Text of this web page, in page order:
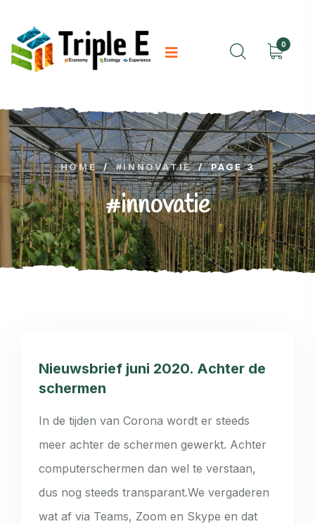
0
HOME / #INNOVATIE / PAGE 3
#innovatie
Nieuwsbrief juni 2020. Achter de
schermen
In de tijden van Corona wordt er steeds
meer achter de schermen gewerkt. Achter
computerschermen dan wel te verstaan,
dus nog steeds transparant.We vergaderen
wat af via Teams, Zoom en Skype en dat